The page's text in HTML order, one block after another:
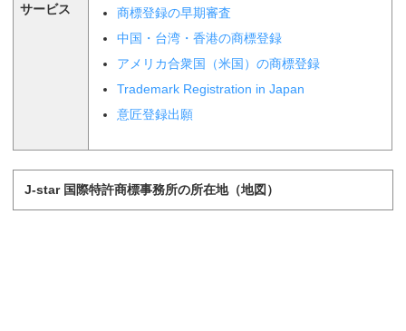
サービス
商標登録の早期審査
中国・台湾・香港の商標登録
アメリカ合衆国（米国）の商標登録
Trademark Registration in Japan
意匠登録出願
J-star 国際特許商標事務所の所在地（地図）